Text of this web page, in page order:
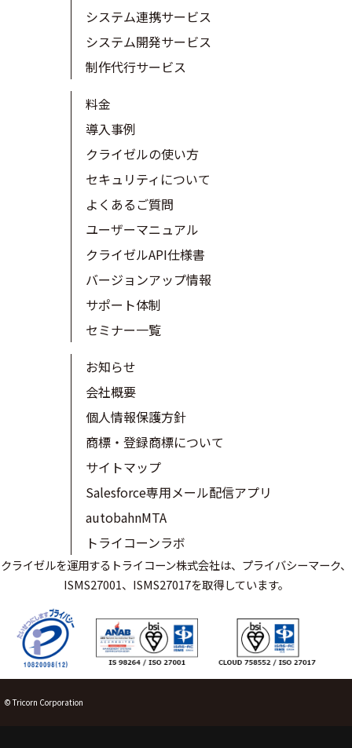
システム連携サービス
システム開発サービス
制作代行サービス
料金
導入事例
クライゼルの使い方
セキュリティについて
よくあるご質問
ユーザーマニュアル
クライゼルAPI仕様書
バージョンアップ情報
サポート体制
セミナー一覧
お知らせ
会社概要
個人情報保護方針
商標・登録商標について
サイトマップ
Salesforce専用メール配信アプリ
autobahnMTA
トライコーンラボ
クライゼルを運用するトライコーン株式会社は、プライバシーマーク、
ISMS27001、ISMS27017を取得しています。
© Tricorn Corporation